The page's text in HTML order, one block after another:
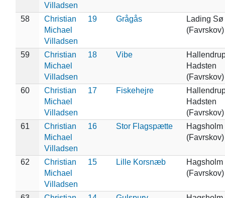
Villadsen
58
Christian
Michael
Villadsen
19 Grågås
Lading Sø
(Favrskov)
59
Christian
Michael
Villadsen
18 Vibe
Hadsten
(Favrskov)
60
Christian
Michael
Villadsen
17 Fiskehejre
Hadsten
(Favrskov)
61
Christian
Michael
Villadsen
16 Stor Flagspætte
Hagsholm
(Favrskov)
62
Christian
Michael
Villadsen
15 Lille Korsnæb
Hagsholm
(Favrskov)